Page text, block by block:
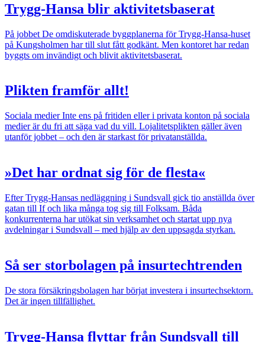
Trygg-Hansa blir aktivitetsbaserat
På jobbet De omdiskuterade byggplanerna för Trygg-Hansa-huset
på Kungsholmen har till slut fått godkänt. Men kontoret har redan
byggts om invändigt och blivit aktivitetsbaserat.
Plikten framför allt!
Sociala medierInte ens på fritiden eller i privata konton på sociala
medier är du fri att säga vad du vill. Lojalitetsplikten gäller även
utanför jobbet – och den är starkast för privatanställda.
»Det har ordnat sig för de flesta«
Efter Trygg-Hansas nedläggning i Sundsvall gick tio anställda över
gatan till If och lika många tog sig till Folksam. Båda
konkurrenterna har utökat sin verksamhet och startat upp nya
avdelningar i Sundsvall – med hjälp av den uppsagda styrkan.
Så ser storbolagen på insurtechtrenden
De stora försäkringsbolagen har börjat investera i insurtechsektorn.
Det är ingen tillfällighet.
Trygg-Hansa flyttar från Sundsvall till